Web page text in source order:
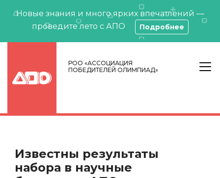
Новые знания и много ярких впечатлений —
проведите лето с АПО
Подробнее
РОО «АССОЦИАЦИЯ
ПОБЕДИТЕЛЕЙ ОЛИМПИАД»
Известны результаты
набора в научные